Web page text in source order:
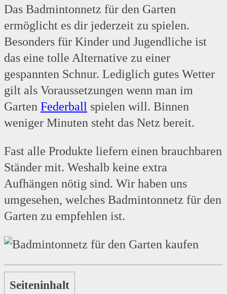
Das Badmintonnetz für den Garten
ermöglicht es dir jederzeit zu spielen.
Besonders für Kinder und Jugendliche ist
das eine tolle Alternative zu einer
gespannten Schnur. Lediglich gutes Wetter
gilt als Voraussetzungen wenn man im
Garten Federball spielen will. Binnen
weniger Minuten steht das Netz bereit.
Fast alle Produkte liefern einen brauchbaren
Ständer mit. Weshalb keine extra
Aufhängen nötig sind. Wir haben uns
umgesehen, welches Badmintonnetz für den
Garten zu empfehlen ist.
Seiteninhalt